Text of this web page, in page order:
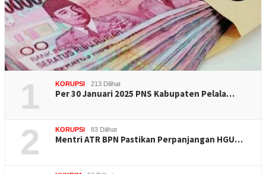
1 KORUPSI 213 Dilihat
Per 30 Januari 2025 PNS Kabupaten Pelala…
2 KORUPSI 83 Dilihat
Mentri ATR BPN Pastikan Perpanjangan HGU…